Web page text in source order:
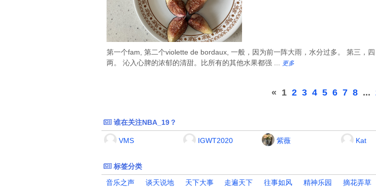
第一个fam, 第二个violette de bordaux, 一般，因为前一阵大雨，水分过多。 第三，
两。 沁入心脾的浓郁的清甜。比所有的其他水果都强 ...
更多
« 1 2 3 4 5 6 7 8 ...
谁在关注NBA_19？
VMS IGWT2020 紫薇 Kat
标签分类
音乐之声
谈天说地 天下大事 走遍天下 往事如风 精神乐园 摘花弄草